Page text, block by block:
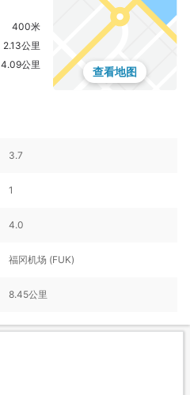
400米
2.13公里
4.09公里
查看地图
3.7
1
4.0
福冈机场 (FUK)
8.45公里